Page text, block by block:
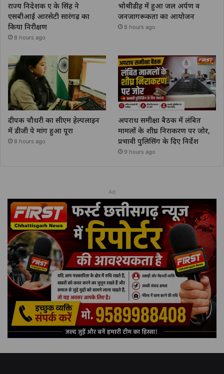
राज्य निदेशक ए के सिंह ने
एसबीआई आरसेटी सारंगढ़ का
किया निरीक्षण
8 hours ago
भोथीडीह में हुआ जल अर्पण व
जनजागरूकता का आयोजन
8 hours ago
दीपक चौधरी का सीएम हेल्पलाइन
में डीजी पे मांग हुआ पूरा
8 hours ago
अपराध समीक्षा बैठक में लंबित
मामलों के शीघ्र निराकरण पर जोर,
प्रभावी पुलिसिंग के दिए निर्देश
9 hours ago
Ad